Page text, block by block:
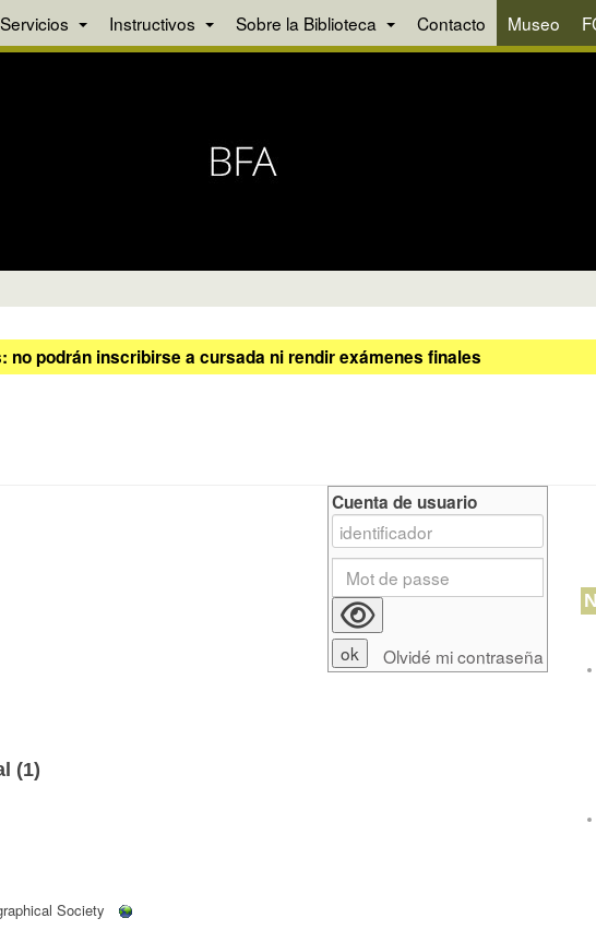
Servicios Instructivos Sobre la Biblioteca Contacto Museo
podrán inscribirse a cursada ni rendir exámenes finales
(1)
Society
Cuenta de usuario
Olvidé mi contraseña